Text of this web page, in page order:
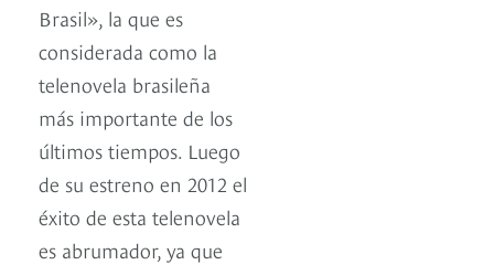
Brasil», la que es
considerada como la
telenovela brasileña
más importante de los
últimos tiempos. Luego
de su estreno en 2012 el
éxito de esta telenovela
es abrumador, ya que